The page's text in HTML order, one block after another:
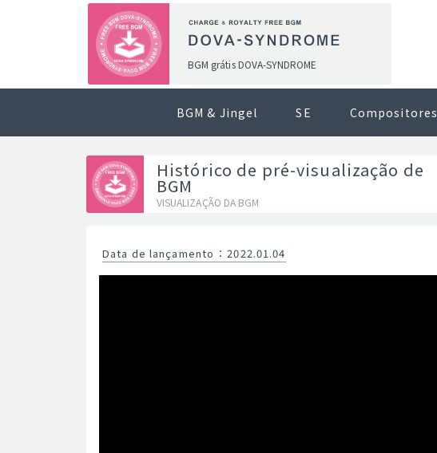
BGM grátis DOVA-SYNDROME
BGM & Jingel SE Compositores
Histórico de pré-visualização de
BGM
VISUALIZAÇÃO DA BGM
Data de lançamento ： 2022.01.04